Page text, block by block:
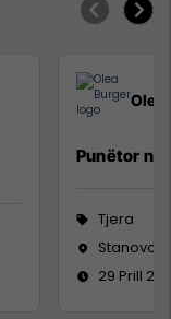
Olea
Punëtor në
Tjera
Stanovc,
29 Prill